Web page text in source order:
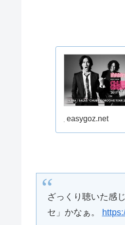
easygoz.net
ざっくり聴いた感
セ」かなぁ。